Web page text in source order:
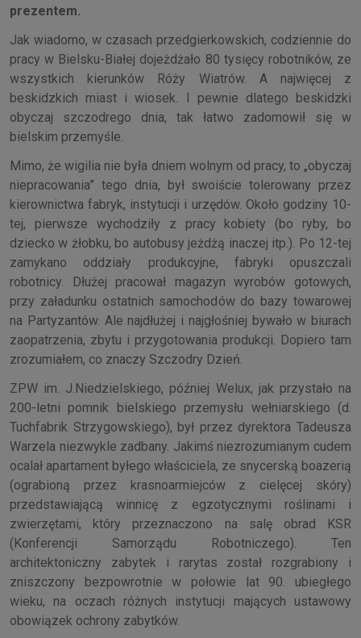
prezentem.
Jak wiadomo, w czasach przedgierkowskich, codziennie do
pracy w Bielsku-Białej dojeżdżało 80 tysięcy robotników, ze
wszystkich kierunków Róży Wiatrów. A najwięcej z
beskidzkich miast i wiosek. I pewnie dlatego beskidzki
obyczaj szczodrego dnia, tak łatwo zadomowił się w
bielskim przemyśle.
Mimo, że wigilia nie była dniem wolnym od pracy, to „obyczaj
niepracowania” tego dnia, był swoiście tolerowany przez
kierownictwa fabryk, instytucji i urzędów. Około godziny 10-
tej, pierwsze wychodziły z pracy kobiety (bo ryby, bo
dziecko w żłobku, bo autobusy jeżdżą inaczej itp.). Po 12-tej
zamykano oddziały produkcyjne, fabryki opuszczali
robotnicy. Dłużej pracował magazyn wyrobów gotowych,
przy załadunku ostatnich samochodów do bazy towarowej
na Partyzantów. Ale najdłużej i najgłośniej bywało w biurach
zaopatrzenia, zbytu i przygotowania produkcji. Dopiero tam
zrozumiałem, co znaczy Szczodry Dzień.
ZPW im. J.Niedzielskiego, później Welux, jak przystało na
200-letni pomnik bielskiego przemysłu wełniarskiego (d.
Tuchfabrik Strzygowskiego), był przez dyrektora Tadeusza
Warzela niezwykle zadbany. Jakimś niezrozumianym cudem
ocalał apartament byłego właściciela, ze snycerską boazerią
(ograbioną przez krasnoarmiejców z cielęcej skóry)
przedstawiającą winnicę z egzotycznymi roślinami i
zwierzętami, który przeznaczono na salę obrad KSR
(Konferencji Samorządu Robotniczego). Ten
architektoniczny zabytek i rarytas został rozgrabiony i
zniszczony bezpowrotnie w połowie lat 90. ubiegłego
wieku, na oczach różnych instytucji mających ustawowy
obowiązek ochrony zabytków.